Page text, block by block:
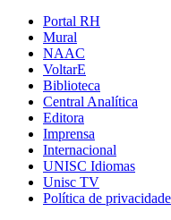
Portal RH
Mural
NAAC
VoltarE
Biblioteca
Central Analítica
Editora
Imprensa
Internacional
UNISC Idiomas
Unisc TV
Política de privacidade